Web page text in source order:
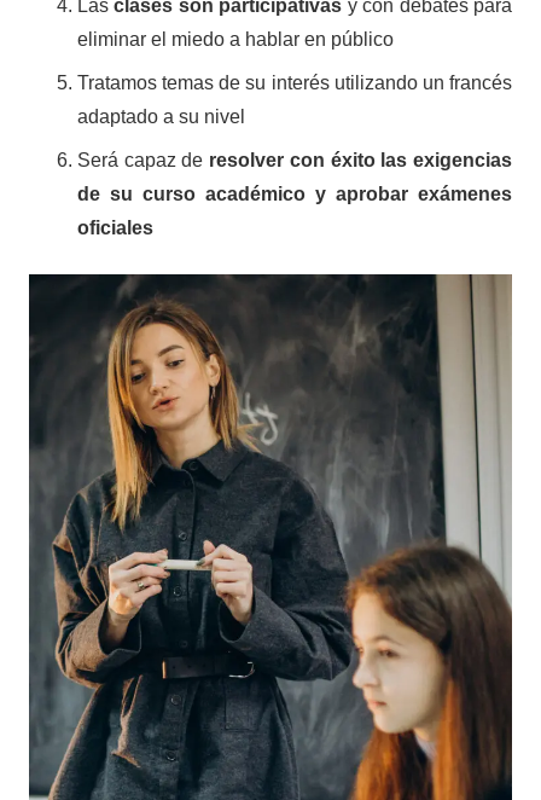
Lasclases son participativas y con debates para
eliminar el miedo a hablar en público
Tratamos temas de su interés utilizando un francés
adaptado a su nivel
Será capaz de resolver con éxito las exigencias
de su curso académico y aprobar exámenes
oficiales